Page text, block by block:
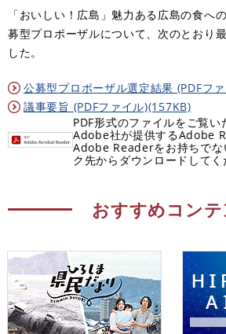
「おいしい！広島」魅力ある広島の食へ
募型プロポーザルについて、次のとおり
した。
公募型プロポーザル選定結果 (PDFフ
議事要旨 (PDFファイル)(157KB)
PDF形式のファイルをご覧い
Adobe社が提供するAdobe
Adobe Readerをお持ちでな
ク先からダウンロードしてく
おすすめコンテ